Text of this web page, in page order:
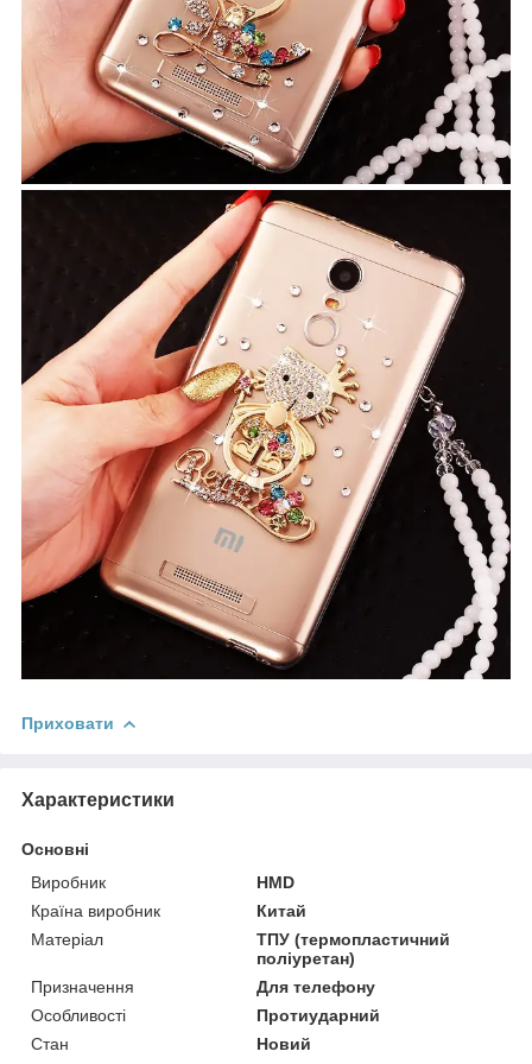
Приховати
Характеристики
Основні
Виробник
HMD
Країна виробник
Китай
Матеріал
ТПУ (термопластичний
поліуретан)
Призначення
Для телефону
Особливості
Протиударний
Стан
Новий